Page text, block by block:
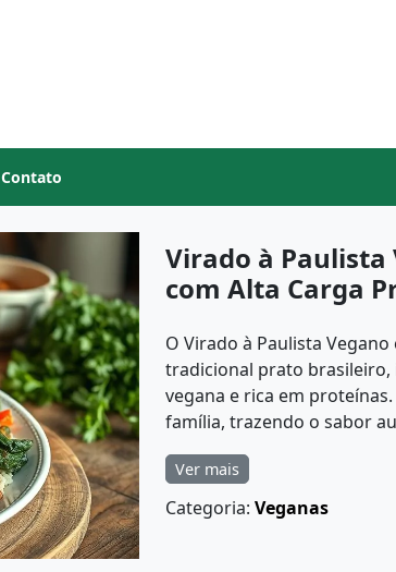
Contato
Virado à
com Alta Carga
O Virado à Paulista
tradicional prato brasileiro,
vegana e rica em
família, trazendo o sabor
Ver mais
Categoria: Veganas